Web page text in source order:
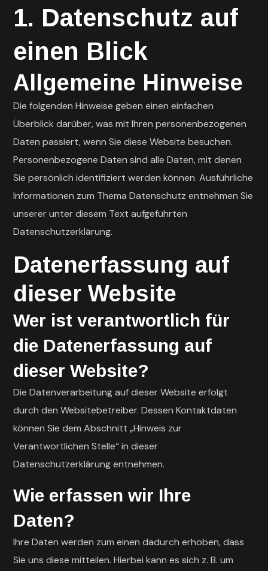
1. Datenschutz auf
einen Blick
Allgemeine Hinweise
Die folgenden Hinweise geben einen einfachen
Überblick darüber, was mit Ihren personenbezogenen
Daten passiert, wenn Sie diese Website besuchen.
Personenbezogene Daten sind alle Daten, mit denen
Sie persönlich identifiziert werden können. Ausführliche
Informationen zum Thema Datenschutz entnehmen Sie
unserer unter diesem Text aufgeführten
Datenschutzerklärung.
Datenerfassung auf
dieser Website
Wer ist verantwortlich für
die Datenerfassung auf
dieser Website?
Die Datenverarbeitung auf dieser Website erfolgt
durch den Websitebetreiber. Dessen Kontaktdaten
können Sie dem Abschnitt „Hinweis zur
Verantwortlichen Stelle“ in dieser
Datenschutzerklärung entnehmen.
Wie erfassen wir Ihre
Daten?
Ihre Daten werden zum einen dadurch erhoben, dass
Sie uns diese mitteilen. Hierbei kann es sich z. B. um